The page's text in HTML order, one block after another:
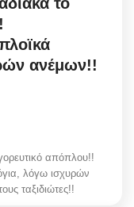
ανέμων!!
απόπλου!!
λόγω ισχυρών
ταξιδιώτες!!